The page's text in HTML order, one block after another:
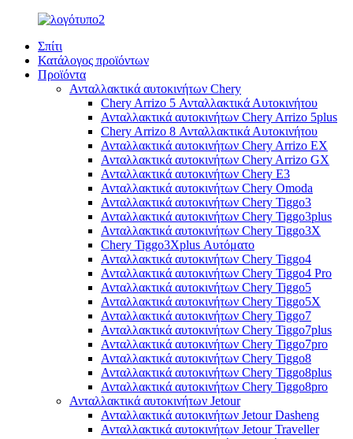
Σπίτι
Κατάλογος προϊόντων
Προϊόντα
Ανταλλακτικά αυτοκινήτων Chery
Chery Arrizo 5 Ανταλλακτικά Αυτοκινήτου
Ανταλλακτικά αυτοκινήτων Chery Arrizo 5plus
Chery Arrizo 8 Ανταλλακτικά Αυτοκινήτου
Ανταλλακτικά αυτοκινήτων Chery Arrizo EX
Ανταλλακτικά αυτοκινήτων Chery Arrizo GX
Ανταλλακτικά αυτοκινήτων Chery E3
Ανταλλακτικά αυτοκινήτων Chery Omoda
Ανταλλακτικά αυτοκινήτων Chery Tiggo3
Ανταλλακτικά αυτοκινήτων Chery Tiggo3plus
Ανταλλακτικά αυτοκινήτων Chery Tiggo3X
Chery Tiggo3Xplus Αυτόματο
Ανταλλακτικά αυτοκινήτων Chery Tiggo4
Ανταλλακτικά αυτοκινήτων Chery Tiggo4 Pro
Ανταλλακτικά αυτοκινήτων Chery Tiggo5
Ανταλλακτικά αυτοκινήτων Chery Tiggo5X
Ανταλλακτικά αυτοκινήτων Chery Tiggo7
Ανταλλακτικά αυτοκινήτων Chery Tiggo7plus
Ανταλλακτικά αυτοκινήτων Chery Tiggo7pro
Ανταλλακτικά αυτοκινήτων Chery Tiggo8
Ανταλλακτικά αυτοκινήτων Chery Tiggo8plus
Ανταλλακτικά αυτοκινήτων Chery Tiggo8pro
Ανταλλακτικά αυτοκινήτων Jetour
Ανταλλακτικά αυτοκινήτων Jetour Dasheng
Ανταλλακτικά αυτοκινήτων Jetour Traveller